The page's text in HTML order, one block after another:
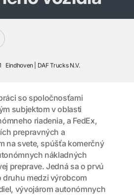
Eindhoven DAF Trucks N.V.
so spoločnosťami
subjektom v oblasti
riadenia, a FedEx,
prepravných a
na svete, spúšťa komerčný
nákladných
preprave. Jedná sa o prvú
medzi výrobcom
vývojárom autonómnych